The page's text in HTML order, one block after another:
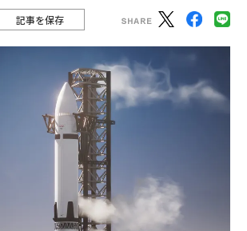
記事を保存